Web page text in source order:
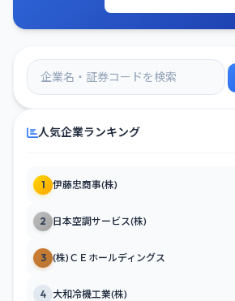
人気企業ランキング
1 伊藤忠商事(株)
2 日本空調サービス(株)
3 (株)ＣＥホールディングス
4 大和冷機工業(株)